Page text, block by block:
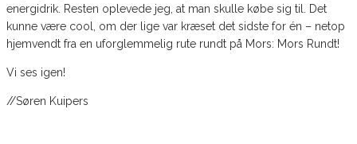
energidrik. Resten oplevede jeg, at man skulle købe sig til. Det
kunne være cool, om der lige var kræset det sidste for én – netop
hjemvendt fra en uforglemmelig rute rundt på Mors: Mors Rundt!
Vi ses igen!
//Søren Kuipers